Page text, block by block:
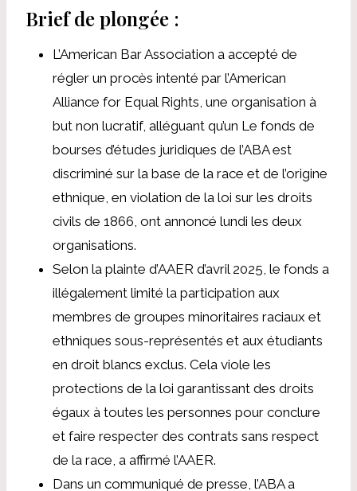
Brief de plongée :
L’American Bar Association a accepté de
régler un procès intenté par l’American
Alliance for Equal Rights, une organisation à
but non lucratif, alléguant qu’un Le fonds de
bourses d’études juridiques de l’ABA est
discriminé sur la base de la race et de l’origine
ethnique, en violation de la loi sur les droits
civils de 1866, ont annoncé lundi les deux
organisations.
Selon la plainte d’AAER d’avril 2025, le fonds a
illégalement limité la participation aux
membres de groupes minoritaires raciaux et
ethniques sous-représentés et aux étudiants
en droit blancs exclus. Cela viole les
protections de la loi garantissant des droits
égaux à toutes les personnes pour conclure
et faire respecter des contrats sans respect
de la race, a affirmé l’AAER.
Dans un communiqué de presse, l’ABA a